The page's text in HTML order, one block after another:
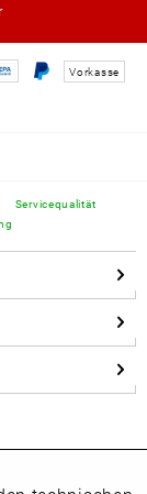
Vorkasse
Servicequalität